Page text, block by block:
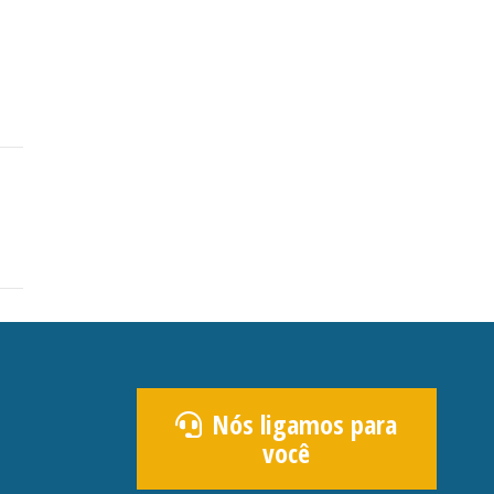
Nós ligamos para
você